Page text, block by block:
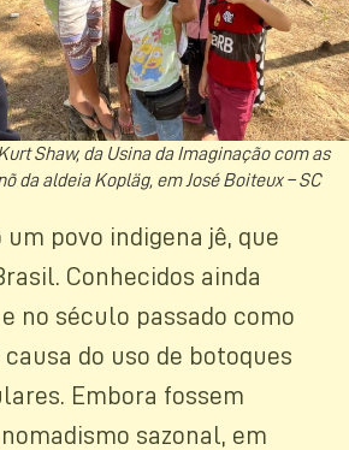
Shaw, da Usina da Imaginação com as
da aldeia Kopläg, em José Boiteux – SC
um povo indigena jê, que
Conhecidos ainda
no século passado como
do uso de botoques
Embora fossem
sazonal, em